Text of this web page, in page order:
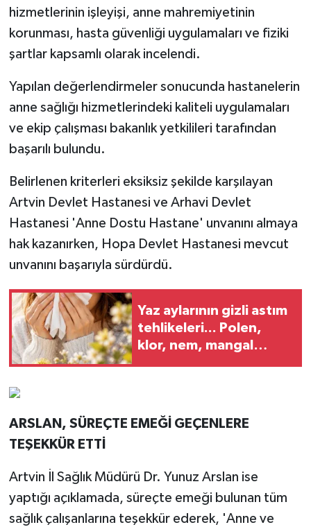
hizmetlerinin işleyişi, anne mahremiyetinin
korunması, hasta güvenliği uygulamaları ve fiziki
şartlar kapsamlı olarak incelendi.
Yapılan değerlendirmeler sonucunda hastanelerin
anne sağlığı hizmetlerindeki kaliteli uygulamaları
ve ekip çalışması bakanlık yetkilileri tarafından
başarılı bulundu.
Belirlenen kriterleri eksiksiz şekilde karşılayan
Artvin Devlet Hastanesi ve Arhavi Devlet
Hastanesi 'Anne Dostu Hastane' unvanını almaya
hak kazanırken, Hopa Devlet Hastanesi mevcut
unvanını başarıyla sürdürdü.
Yaz aylarının gizli astım
tehlikeleri... Polen,
klor, nem, mangal
ARSLAN, SÜREÇTE EMEĞİ GEÇENLERE
TEŞEKKÜR ETTİ
Artvin İl Sağlık Müdürü Dr. Yunuz Arslan ise
yaptığı açıklamada, süreçte emeği bulunan tüm
sağlık çalışanlarına teşekkür ederek, 'Anne ve